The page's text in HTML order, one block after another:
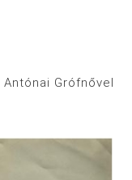
Grófnővel